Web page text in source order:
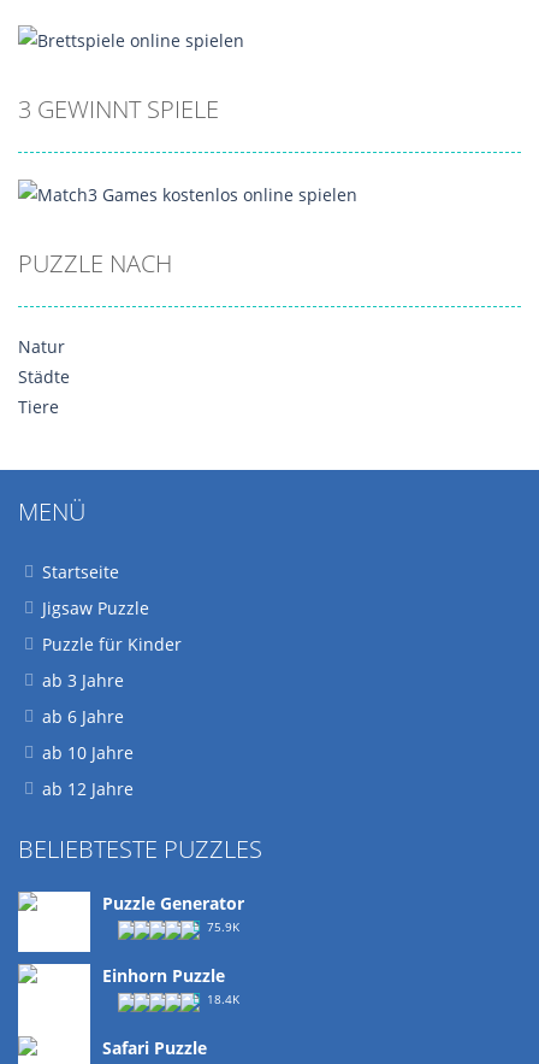
3 GEWINNT SPIELE
PUZZLE NACH
Natur
Städte
Tiere
MENÜ
Startseite
Jigsaw Puzzle
Puzzle für Kinder
ab 3 Jahre
ab 6 Jahre
ab 10 Jahre
ab 12 Jahre
BELIEBTESTE PUZZLES
Puzzle Generator
75.9K
Einhorn Puzzle
18.4K
Safari Puzzle